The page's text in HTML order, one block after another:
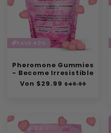
SAVE 40%
Pheromone Gummies
- Become Irresistible
Normaler
Von $29.99 Verkaufspreis
$49.99